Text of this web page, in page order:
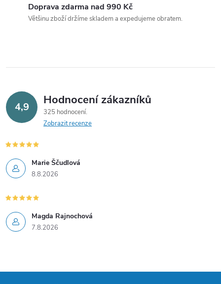
p
v
k
y
v
ý
p
i
Doprava zdarma nad 990 Kč
Většinu zboží držíme skladem a expedujeme obratem.
4,9 Hodnocení zákazníků
325 hodnocení
Zobrazit recenze
Marie Ščudlová
8.8.2026
Magda Rajnochová
7.8.2026